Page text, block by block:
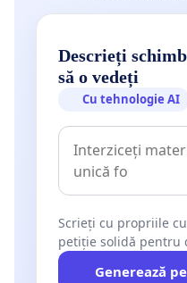
Descrieți
să o vedeți
Cu tehnologie AI
Scrieți cu propriile
petiție solidă pentru
Generează